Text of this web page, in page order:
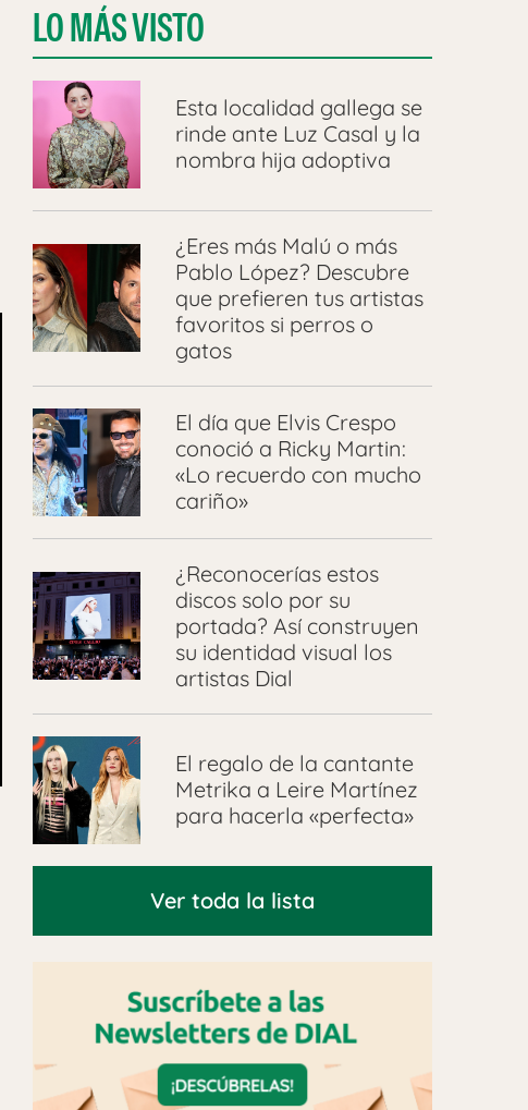
LO MÁS VISTO
Esta localidad gallega se
rinde ante Luz Casal y la
nombra hija adoptiva
¿Eres más Malú o más
Pablo López? Descubre
que prefieren tus artistas
favoritos si perros o
gatos
El día que Elvis Crespo
conoció a Ricky Martin:
«Lo recuerdo con mucho
cariño»
¿Reconocerías estos
discos solo por su
portada? Así construyen
su identidad visual los
artistas Dial
El regalo de la cantante
Metrika a Leire Martínez
para hacerla «perfecta»
Ver toda la lista